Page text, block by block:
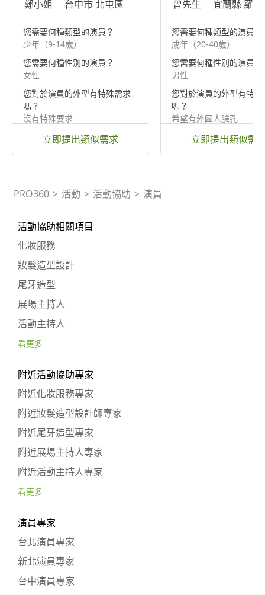
鄭小姐 台中市 北屯區
您需要何種類型的演員？
少年（9-14歲）
您需要何種性別的演員？
女性
您對於演員的外型有特殊需求
嗎？
沒有特殊要求
立即提出類似需求
曾先生 宜蘭縣 羅
您需要何種類型的演員？
成年（20-40歲）
您需要何種性別的演員？
男性
您對於演員的外型有特殊
嗎？
希望有外國人臉孔
立即提出類似需
PRO360 > 活動 > 活動協助 > 演員
活動協助相關項目
化妝服務
妝髮造型設計
尾牙造型
展場主持人
活動主持人
看更多
附近活動協助專家
附近化妝服務專家
附近妝髮造型設計師專家
附近尾牙造型專家
附近展場主持人專家
附近活動主持人專家
看更多
演員專家
台北演員專家
新北演員專家
台中演員專家